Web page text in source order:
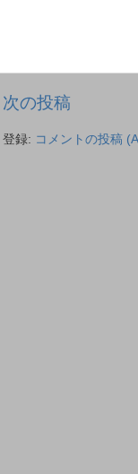
次の投稿
登録: コメントの投稿